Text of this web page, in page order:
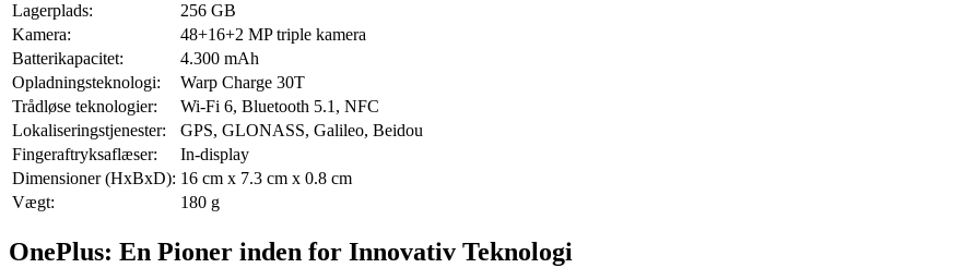
Lagerplads:
256 GB
Kamera:
48+16+2 MP triple kamera
Batterikapacitet:
4.300 mAh
Opladningsteknologi:
Warp Charge 30T
Trådløse teknologier:
Wi-Fi 6, Bluetooth 5.1, NFC
Lokaliseringstjenester:
GPS, GLONASS, Galileo, Beidou
Fingeraftryksaflæser:
In-display
Dimensioner (HxBxD): 16 cm x 7.3 cm x 0.8 cm
Vægt:
180 g
OnePlus: En Pioner inden for Innovativ Teknologi